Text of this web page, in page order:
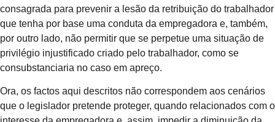
consagrada para prevenir a lesão da retribuição do trabalhador
que tenha por base uma conduta da empregadora e, também,
por outro lado, não permitir que se perpetue uma situação de
privilégio injustificado criado pelo trabalhador, como se
consubstanciaria no caso em apreço.
Ora, os factos aqui descritos não correspondem aos cenários
que o legislador pretende proteger, quando relacionados com o